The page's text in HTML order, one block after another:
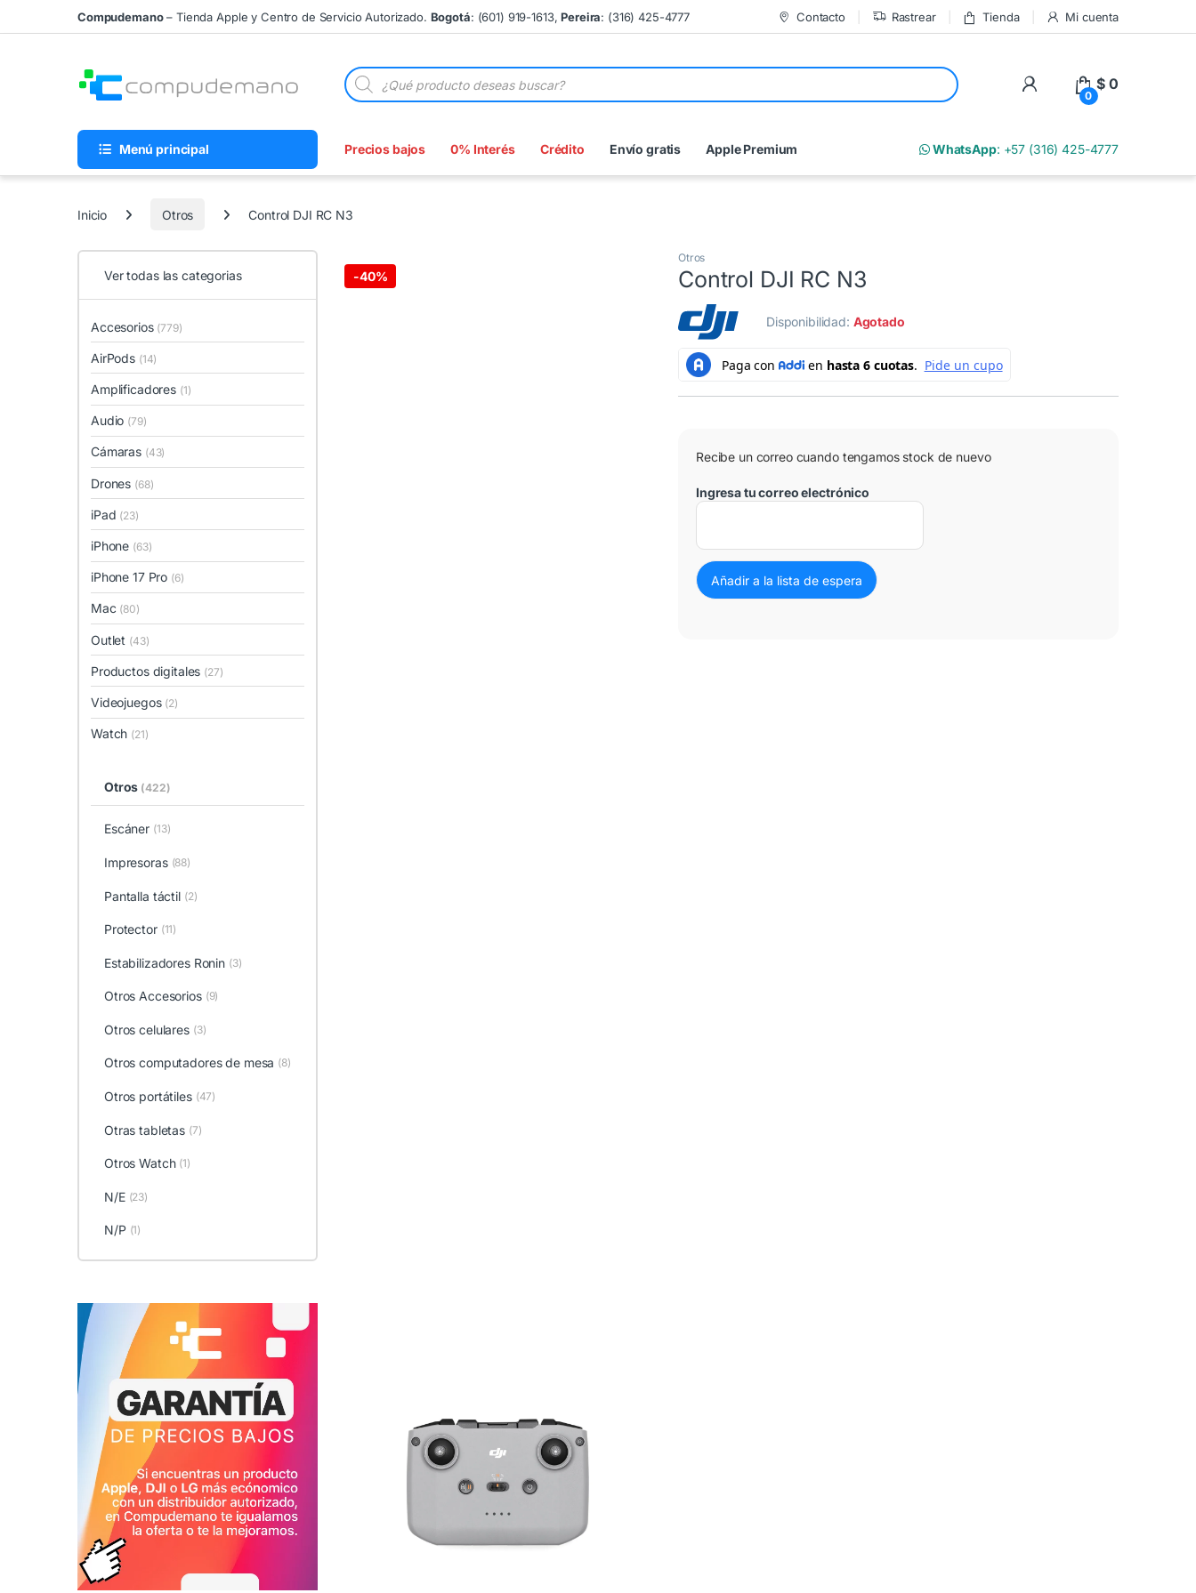
Skip to navigation
Skip to contentCompudemano– Tienda Apple y Centro de Servicio Autorizado. Bogotá: (601) 919-1613,Pereira: (316) 425-4777 Contacto Rastrear Tienda Mi cuenta
Búsqueda de productos
My Account
0
$ 0
Menú principal Precios bajos 0% Interés Crédito Envío gratis Apple Premium WhatsApp: +57 (316) 425-4777
Inicio Otros Control DJI RC N3
-40%
Otros
Control DJI RC N3
Disponibilidad: Agotado
Recibe un correo cuando tengamos stock de nuevo
Ingresa tu correo electrónico
Ver todas las categorias
Accesorios (779)
AirPods (14)
Amplificadores (1)
Audio (79)
Cámaras (43)
Drones (68)
iPad (23)
iPhone (63)
iPhone 17 Pro (6)
Mac (80)
Outlet (43)
Productos digitales (27)
Videojuegos (2)
Watch (21)
Otros (422)
Escáner (13)
Impresoras (88)
Pantalla táctil (2)
Protector (11)
Estabilizadores Ronin (3)
Otros Accesorios (9)
Otros celulares (3)
Otros computadores de mesa (8)
Otros portátiles (47)
Otras tabletas (7)
Otros Watch (1)
N/E (23)
N/P (1)